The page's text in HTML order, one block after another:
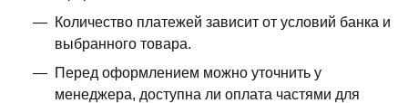
Количество платежей зависит от условий банка и
выбранного товара.
Перед оформлением можно уточнить у
менеджера, доступна ли оплата частями для